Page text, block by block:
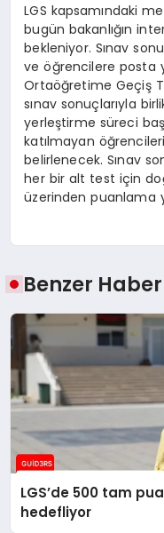
LGS kapsamındaki
bugün bakanlığın
bekleniyor. Sınav
ve öğrencilere posta
Ortaöğretime Geçiş
sınav sonuçlarıyla
yerleştirme süreci
katılmayan
belirlenecek. Sınav
her bir alt test için
üzerinden puanlama
Benzer
LGS’de 500 tam
hedefliyor